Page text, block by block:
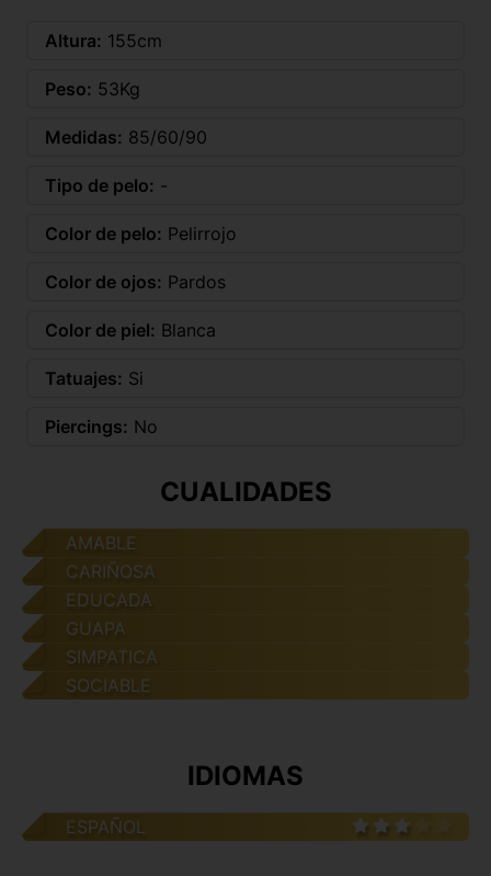
Altura: 155cm
Peso: 53Kg
Medidas: 85/60/90
Tipo de pelo: -
Color de pelo: Pelirrojo
Color de ojos: Pardos
Color de piel: Blanca
Tatuajes: Si
Piercings: No
CUALIDADES
AMABLE
CARIÑOSA
EDUCADA
GUAPA
SIMPATICA
SOCIABLE
IDIOMAS
ESPAÑOL